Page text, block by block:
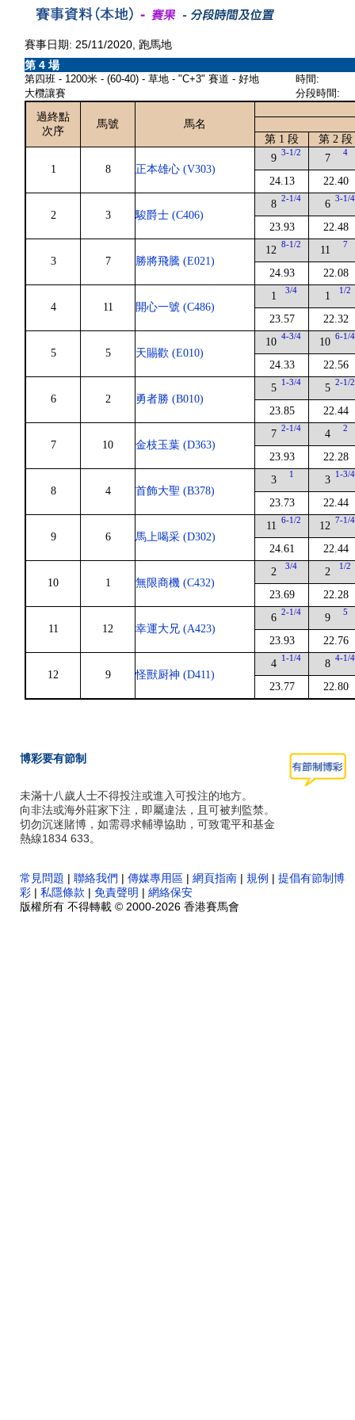
賽事日期: 25/11/2020, 跑馬地
第 4 場
第四班 - 1200米 - (60-40) - 草地 - "C+3" 賽道 - 好地
大欖讓賽
時間:
分段時間:
過終點
次序
馬號
馬名
第 1 段
第 2 段
1 8 正本雄心 (V303)
9 3-1/2
24.13
7 4
22.40
2 3 駿爵士 (C406)
8 2-1/4
23.93
6 3-1/4
22.48
3 7 勝將飛騰 (E021)
12 8-1/2
24.93
11 7
22.08
4 11 開心一號 (C486)
1 3/4
23.57
1 1/2
22.32
5 5 天賜歡 (E010)
10 4-3/4
24.33
10 6-1/4
22.56
6 2 勇者勝 (B010)
5 1-3/4
23.85
5 2-1/2
22.44
7 10 金枝玉葉 (D363)
7 2-1/4
23.93
4 2
22.28
8 4 首飾大聖 (B378)
3 1
23.73
3 1-3/4
22.44
9 6 馬上喝采 (D302)
11 6-1/2
24.61
12 7-1/4
22.44
10 1 無限商機 (C432)
2 3/4
23.69
2 1/2
22.28
11 12 幸運大兄 (A423)
6 2-1/4
23.93
9 5
22.76
12 9 怪獸厨神 (D411)
4 1-1/4
23.77
8 4-1/4
22.80
博彩要有節制
未滿十八歲人士不得投注或進入可投注的地方。
向非法或海外莊家下注，即屬違法，且可被判監禁。
切勿沉迷賭博，如需尋求輔導協助，可致電平和基金
熱線1834 633。
常見問題 | 聯絡我們 | 傳媒專用區 | 網頁指南 | 規例 | 提倡有節制博
彩 | 私隱條款 | 免責聲明 | 網絡保安
版權所有 不得轉載 © 2000-2026 香港賽馬會